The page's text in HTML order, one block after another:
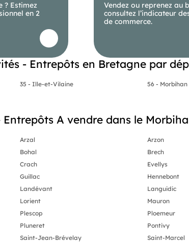
? Estimez
en 2
Vendez ou reprenez au
consultez l’indicateur
de commerce.
- Entrepôts en Bretagne par
35 - Ille-et-Vilaine 56 - Morbihan
A vendre dans le
Arzal Arzon
Bohal Brech
Crach Evellys
Guillac Hennebont
Landévant Languidic
Lorient Mauron
Plescop Ploemeur
Pluneret Pontivy
Saint-Jean-Brévelay Saint-Marcel